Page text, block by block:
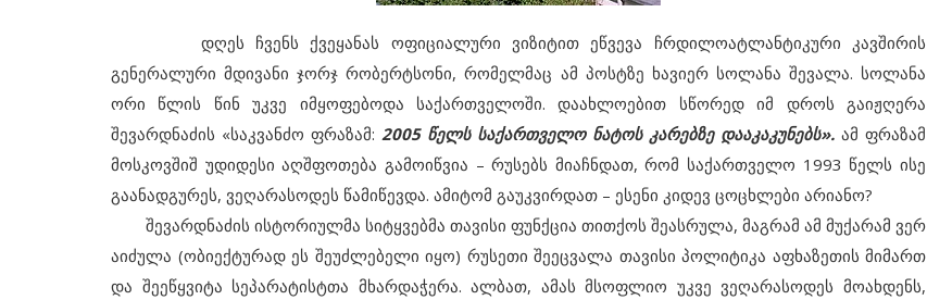
დღეს ჩვენს ქვეყანას ოფიციალური ვიზიტით ეწვევა ჩრდილოატლანტიკური კავშირის
გენერალური მდივანი ჯორჯ რობერტსონი, რომელმაც ამ პოსტზე ხავიერ სოლანა შევალა. სოლანა
ორი წლის წინ უკვე იმყოფებოდა საქართველოში. დაახლოებით სწორედ იმ დროს გაიჟღერა
შევარდნაძის «საკვანძო ფრაზამ: 2005 წელს საქართველო ნატოს კარებზე დააკაკუნებს». ამ ფრაზამ
მოსკოვშიშ უდიდესი აღშფოთება გამოიწვია – რუსებს მიაჩნდათ, რომ საქართველო 1993 წელს ისე
გაანადგურეს, ვეღარასოდეს წამიწევდა. ამიტომ გაუკვირდათ – ესენი კიდევ ცოცხლები არიანო?
შევარდნაძის ისტორიულმა სიტყვებმა თავისი ფუნქცია თითქოს შეასრულა, მაგრამ ამ მუქარამ ვერ
აიძულა (ობიექტურად ეს შეუძლებელი იყო) რუსეთი შეეცვალა თავისი პოლიტიკა აფხაზეთის მიმართ
და შეეწყვიტა სეპარატისტთა მხარდაჭერა. ალბათ, ამას მსოფლიო უკვე ვეღარასოდეს მოახდენს,